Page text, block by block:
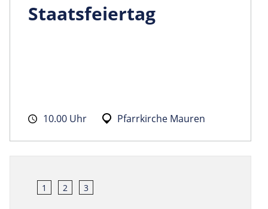
Staatsfeiertag
10.00 Uhr Pfarrkirche Mauren
1 2 3